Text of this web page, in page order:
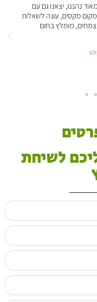
נהננו, יצאנו גם עם
מקסים, עונה לשאלות
מומלץ בחום
לשיחת